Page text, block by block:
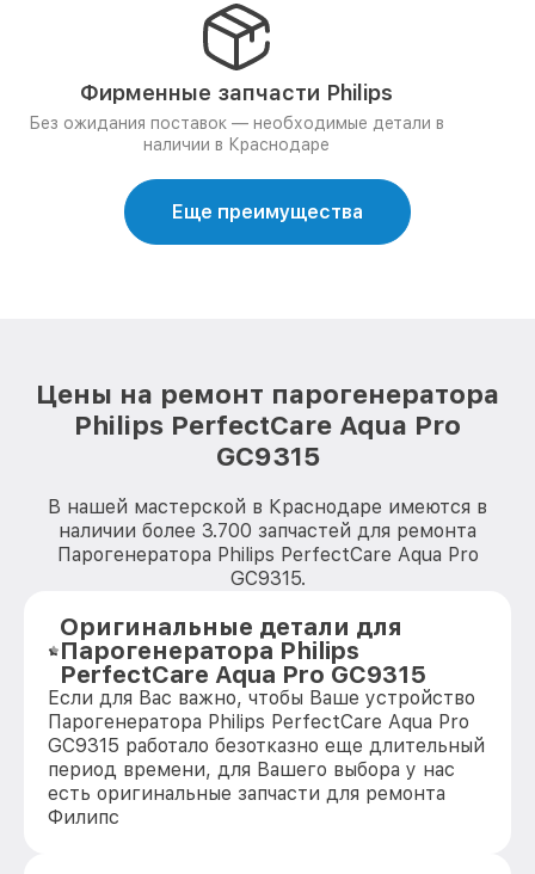
Фирменные запчасти Philips
Без ожидания поставок — необходимые детали в
наличии в Краснодаре
Еще преимущества
Цены на ремонт парогенератора
Philips PerfectCare Aqua Pro
GC9315
В нашей мастерской в Краснодаре имеются в
наличии более 3.700 запчастей для ремонта
Парогенератора Philips PerfectCare Aqua Pro
GC9315.
Оригинальные детали для
Парогенератора Philips
PerfectCare Aqua Pro GC9315
Если для Вас важно, чтобы Ваше устройство
Парогенератора Philips PerfectCare Aqua Pro
GC9315 работало безотказно еще длительный
период времени, для Вашего выбора у нас
есть оригинальные запчасти для ремонта
Филипс